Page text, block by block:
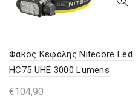
Φακος Κεφαλης Nitecore Led
HC75 UHE 3000 Lumens
€104,90